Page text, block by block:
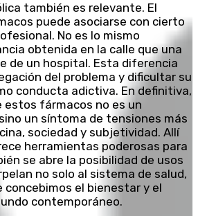
también es relevante. El
puede asociarse con cierto
No es lo mismo
obtenida en la calle que una
de un hospital. Esta diferencia
del problema y dificultar su
conducta adictiva. En definitiva,
estos fármacos no es un
un síntoma de tensiones más
sociedad y subjetividad. Allí
herramientas poderosas para
se abre la posibilidad de usos
no solo al sistema de salud,
concebimos el bienestar y el
contemporáneo.